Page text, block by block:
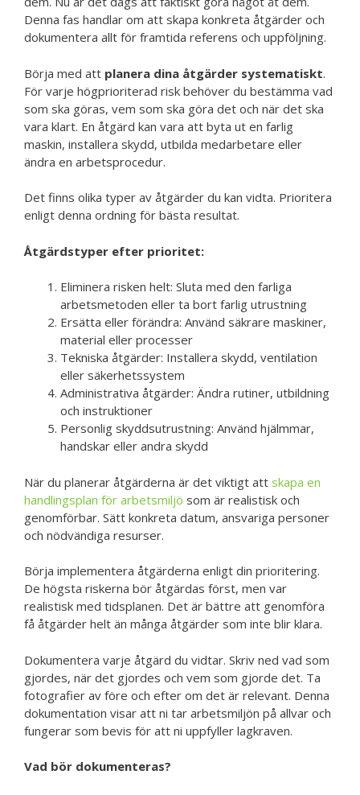
Denna fas handlar om att skapa konkreta åtgärder och
dokumentera allt för framtida referens och uppföljning.
Börja med att planera dina åtgärder systematiskt.
För varje högprioriterad risk behöver du bestämma vad
som ska göras, vem som ska göra det och när det ska
vara klart. En åtgärd kan vara att byta ut en farlig
maskin, installera skydd, utbilda medarbetare eller
ändra en arbetsprocedur.
Det finns olika typer av åtgärder du kan vidta. Prioritera
enligt denna ordning för bästa resultat.
Åtgärdstyper efter prioritet:
Eliminera risken helt: Sluta med den farliga
arbetsmetoden eller ta bort farlig utrustning
Ersätta eller förändra: Använd säkrare maskiner,
material eller processer
Tekniska åtgärder: Installera skydd, ventilation
eller säkerhetssystem
Administrativa åtgärder: Ändra rutiner, utbildning
och instruktioner
Personlig skyddsutrustning: Använd hjälmmar,
handskar eller andra skydd
När du planerar åtgärderna är det viktigt att skapa en
handlingsplan för arbetsmiljö som är realistisk och
genomförbar. Sätt konkreta datum, ansvariga personer
och nödvändiga resurser.
Börja implementera åtgärderna enligt din prioritering.
De högsta riskerna bör åtgärdas först, men var
realistisk med tidsplanen. Det är bättre att genomföra
få åtgärder helt än många åtgärder som inte blir klara.
Dokumentera varje åtgärd du vidtar. Skriv ned vad som
gjordes, när det gjordes och vem som gjorde det. Ta
fotografier av före och efter om det är relevant. Denna
dokumentation visar att ni tar arbetsmiljön på allvar och
fungerar som bevis för att ni uppfyller lagkraven.
Vad bör dokumenteras?